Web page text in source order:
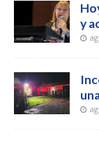
y